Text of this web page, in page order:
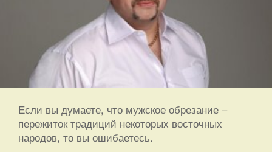
Если вы думаете, что мужское обрезание –
пережиток традиций некоторых восточных
народов, то вы ошибаетесь.